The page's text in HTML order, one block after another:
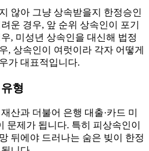
않아 그냥 상속받을지 한정승인
운 경우, 앞 순위 상속인이 포기
, 미성년 상속인을 대신해 법정
, 상속인이 여럿이라 각자 어떻게
가 대표적입니다.
형
산과 더불어 은행 대출·카드 미
문제가 됩니다. 특히 피상속인이
뒤에야 드러나는 숨은 빚이 한정